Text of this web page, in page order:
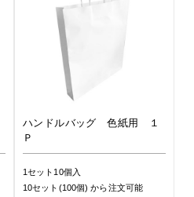
ハンドルバッグ 色紙用 １
Ｐ
1セット10個入
10セット(100個)から注文可能